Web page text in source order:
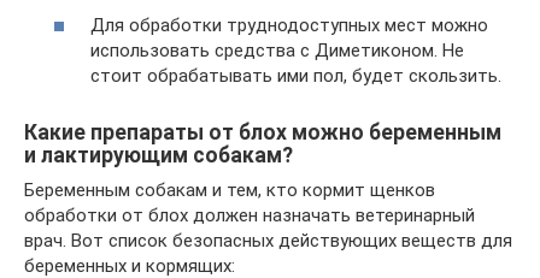
Для обработки труднодоступных мест можно
использовать средства с Диметиконом. Не
стоит обрабатывать ими пол, будет скользить.
Какие препараты от блох можно беременным
и лактирующим собакам?
Беременным собакам и тем, кто кормит щенков
обработки от блох должен назначать ветеринарный
врач. Вот список безопасных действующих веществ для
беременных и кормящих: